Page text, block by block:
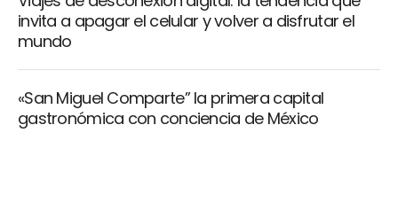
invita a apagar el celular y volver a disfrutar el
mundo
«San Miguel Comparte” la primera capital
gastronómica con conciencia de México